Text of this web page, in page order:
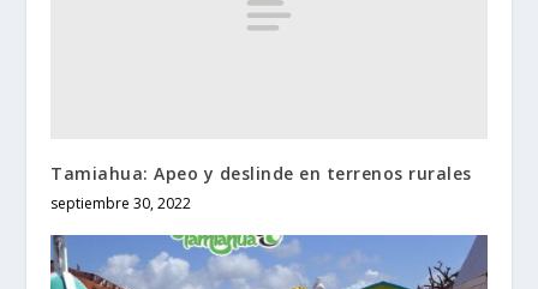
Tamiahua: Apeo y deslinde en terrenos rurales
septiembre 30, 2022